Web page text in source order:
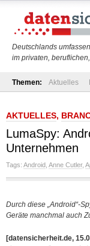
Deutschlands
im privaten,
Themen: Aktuelles
AKTUELLES,
LumaSpy:
Unternehmen
Tags: Android Anne Cutler,
Durch diese „Android“-
Geräte manchmal auch
[datensicherheit.de,